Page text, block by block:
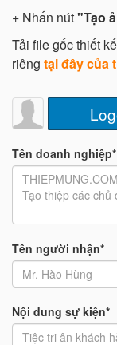
+ Nhấn nút"Tạo
Tải file gốc thiết
riêng tại đây của
Tên doanh nghiệp*
Tên người nhận*
Nội dung sự kiện*